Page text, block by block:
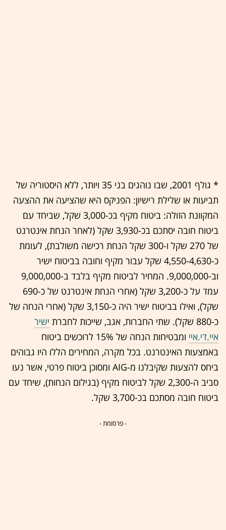
* גולף 2001, שבו נוהגים בני 35 ויותר, ללא היסטוריה של
תביעות או שלילת רישיון: הפניקס היא שהציעה את ההצעה
המקוונת הזולה: ביטוח מקיף בכ-3,000 שקל, שביחד עם
ביטוח חובה יסתכם בכ-3,930 שקל (לאחר הנחת אינטרנט
של 270 שקל ו-300 שקל הנחת רכישה משולבת), לעומת
כ-4,550-4,630 שקל עבור מקיף וחובה בביטוח ישיר
וב-9,000,000. המחיר לביטוח מקיף בלבד ב-9,000,000
עמד על כ-3,200 שקל (אחרי הנחת אינטרנט של כ-690
שקל), ואילו בביטוח ישיר היה כ-3,150 שקל (אחרי הנחה של
כ-880 שקל). שתי החברות, אגב, שייכות לחברת
ישיר
איי.די.איי
ומבטיחות הנחה של 15% לרוכשים ביטוח
באמצעות האינטרנט. בכל מקרה, המחירים הללו היו גבוהים
ביחס להצעות שקיבלנו מ-AIG ומסוכן ביטוח פרטי, אשר נעו
סביב ה-2,300 שקל לביטוח מקיף (בגילום הנחות), שיחד עם
ביטוח חובה מסתכם בכ-3,700 שקל.
- פרסומת -